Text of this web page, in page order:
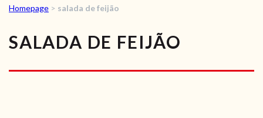
VÍDEOS
RECEITAS VEGGIE
Homepage > salada de feijão
SALADA DE FEIJÃO